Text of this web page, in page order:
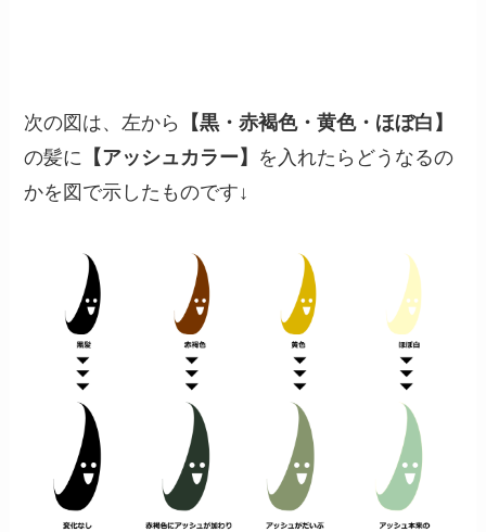
次の図は、左から
【黒・赤褐色・黄色・ほぼ白】
の髪に
【アッシュカラー】 を入れたらどうなるの
かを図で示したものです↓